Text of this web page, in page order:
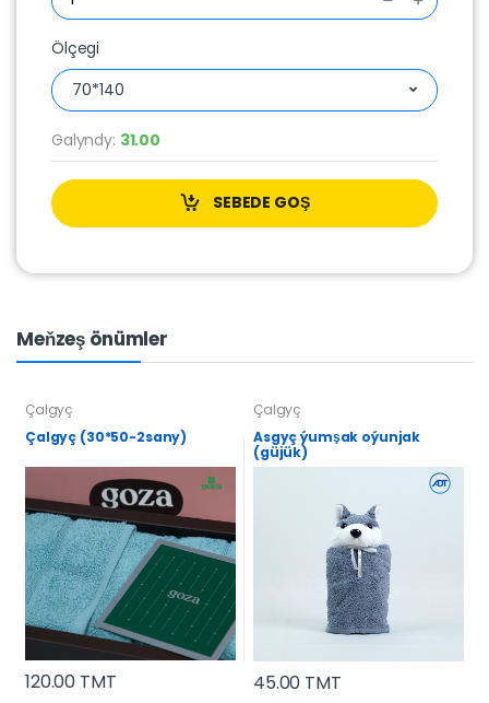
Ölçegi
70*140
Galyndy: 31.00
SEBEDE GOŞ
Meňzeş önümler
Çalgyç
Çalgyç (30*50-2sany)
120.00 TMT
Çalgyç
Asgyç ýumşak oýunjak
(güjük)
45.00 TMT